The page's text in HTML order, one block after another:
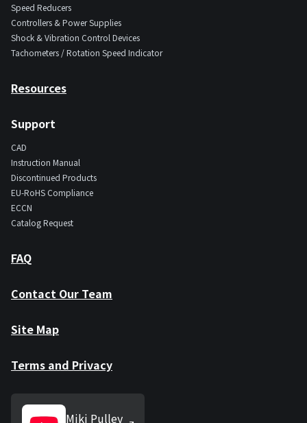
Speed Reducers
Controllers & Power Supplies
Shock & Vibration Control Devices
Tachometers / Rotation Speed Indicator
Resources
Support
CAD
Instruction Manual
Discontinued Products
EU-RoHS Compliance
ECCN
Catalog Request
FAQ
Contact Our Team
Site Map
Terms and Privacy
Miki Pulley